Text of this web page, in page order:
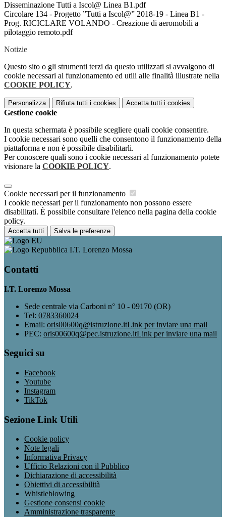
Disseminazione Tutti a Iscol@ Linea B1.pdf
Circolare 134 - Progetto ”Tutti a Iscol@” 2018-19 - Linea B1 -
Prog. RICICLARE VOLANDO - Creazione di aeromobili a
pilotaggio remoto.pdf
Notizie
Questo sito o gli strumenti terzi da questo utilizzati si avvalgono di
cookie necessari al funzionamento ed utili alle finalità illustrate nella
COOKIE POLICY.
Personalizza Rifiuta tutti i cookies Accetta tutti i cookies
Gestione cookie
In questa schermata è possibile scegliere quali cookie consentire.
I cookie necessari sono quelli che consentono il funzionamento della
piattaforma e non è possibile disabilitarli.
Per conoscere quali sono i cookie necessari al funzionamento potete
visionare la COOKIE POLICY.
Cookie necessari per il funzionamento
I cookie necessari per il funzionamento non possono essere
disabilitati. È possibile consultare l'elenco nella pagina della cookie
policy.
Accetta tutti Salva le preferenze
I.T. Lorenzo Mossa
Contatti
I.T. Lorenzo Mossa
Sede centrale via Carboni n° 10 - 09170 (OR)
Tel: 0783360024
Email: oris00600q@istruzione.itLink per inviare una mail
PEC: oris00600q@pec.istruzione.itLink per inviare una mail
Seguici su
Facebook
Youtube
Instagram
TikTok
Sezione Link Utili
Cookie policy
Note legali
Informativa Privacy
Ufficio Relazioni con il Pubblico
Dichiarazione di accessibilità
Obiettivi di accessibilità
Whistleblowing
Gestione consensi cookie
Amministrazione trasparente